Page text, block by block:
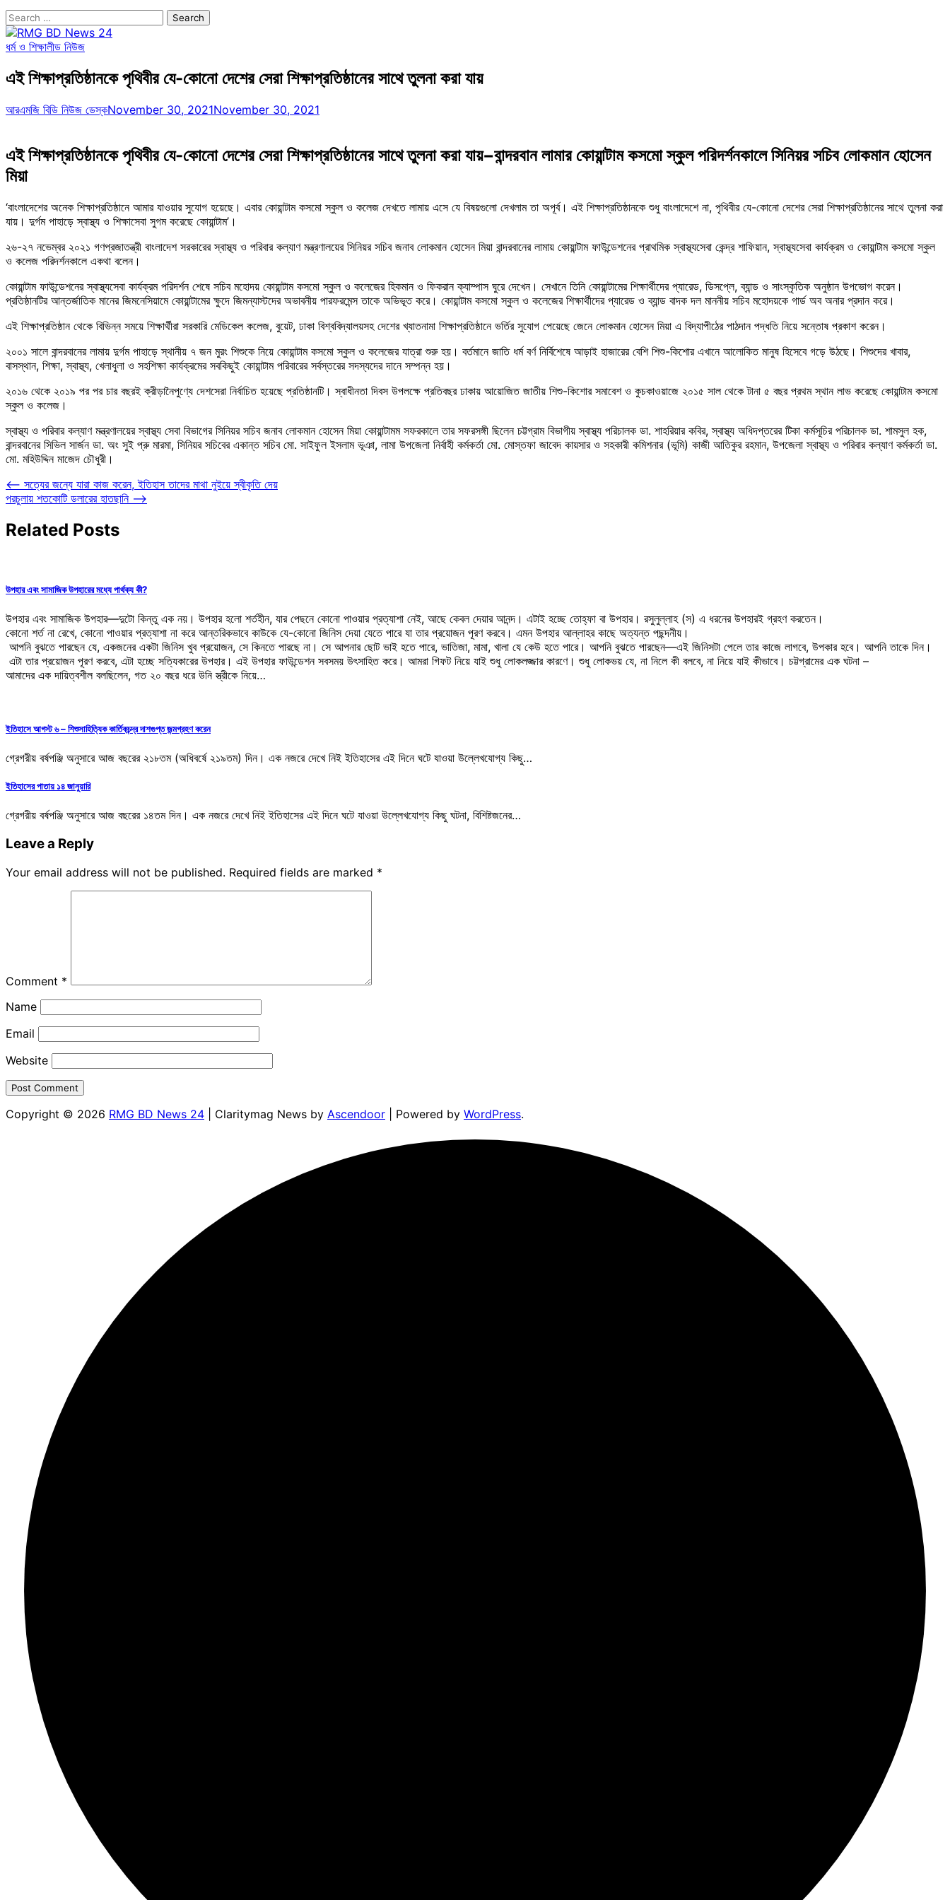
Search
for:
ধর্ম ও শিক্ষালীড নিউজ
এই শিক্ষাপ্রতিষ্ঠানকে পৃথিবীর যে-কোনো দেশের সেরা শিক্ষাপ্রতিষ্ঠানের সাথে তুলনা করা যায়
আরএমজি বিডি নিউজ ডেস্কNovember 30, 2021November 30, 2021
এই শিক্ষাপ্রতিষ্ঠানকে পৃথিবীর যে-কোনো দেশের সেরা শিক্ষাপ্রতিষ্ঠানের সাথে তুলনা করা যায়−বান্দরবান লামার কোয়ান্টাম কসমো স্কুল পরিদর্শনকালে সিনিয়র সচিব লোকমান হোসেন
মিয়া
‘বাংলাদেশের অনেক শিক্ষাপ্রতিষ্ঠানে আমার যাওয়ার সুযোগ হয়েছে। এবার কোয়ান্টাম কসমো স্কুল ও কলেজ দেখতে লামায় এসে যে বিষয়গুলো দেখলাম তা অপূর্ব। এই শিক্ষাপ্রতিষ্ঠানকে শুধু বাংলাদেশে না, পৃথিবীর যে-কোনো দেশের সেরা শিক্ষাপ্রতিষ্ঠানের সাথে তুলনা করা
যায়। দুর্গম পাহাড়ে স্বাস্থ্য ও শিক্ষাসেবা সুগম করেছে কোয়ান্টাম’।
২৬-২৭ নভেম্বর ২০২১ গণপ্রজাতন্ত্রী বাংলাদেশ সরকারের স্বাস্থ্য ও পরিবার কল্যাণ মন্ত্রণালয়ের সিনিয়র সচিব জনাব লোকমান হোসেন মিয়া বান্দরবানের লামায় কোয়ান্টাম ফাউন্ডেশনের প্রাথমিক স্বাস্থ্যসেবা কেন্দ্র শাফিয়ান, স্বাস্থ্যসেবা কার্যক্রম ও কোয়ান্টাম কসমো স্কুল
ও কলেজ পরিদর্শনকালে একথা বলেন।
কোয়ান্টাম ফাউন্ডেশনের স্বাস্থ্যসেবা কার্যক্রম পরিদর্শন শেষে সচিব মহোদয় কোয়ান্টাম কসমো স্কুল ও কলেজের হিকমান ও ফিকরান ক্যাম্পাস ঘুরে দেখেন। সেখানে তিনি কোয়ান্টামের শিক্ষার্থীদের প্যারেড, ডিসপ্লে, ব্যান্ড ও সাংস্কৃতিক অনুষ্ঠান উপভোগ করেন।
প্রতিষ্ঠানটির আন্তর্জাতিক মানের জিমনেসিয়ামে কোয়ান্টামের ক্ষুদে জিমন্যাস্টদের অভাবনীয় পারফরমেন্স তাকে অভিভূত করে। কোয়ান্টাম কসমো স্কুল ও কলেজের শিক্ষার্থীদের প্যারেড ও ব্যান্ড বাদক দল মাননীয় সচিব মহোদয়কে গার্ড অব অনার প্রদান করে।
এই শিক্ষাপ্রতিষ্ঠান থেকে বিভিন্ন সময়ে শিক্ষার্থীরা সরকারি মেডিকেল কলেজ, বুয়েট, ঢাকা বিশ্ববিদ্যালয়সহ দেশের খ্যাতনামা শিক্ষাপ্রতিষ্ঠানে ভর্তির সুযোগ পেয়েছে জেনে লোকমান হোসেন মিয়া এ বিদ্যাপীঠের পাঠদান পদ্ধতি নিয়ে সন্তোষ প্রকাশ করেন।
২০০১ সালে বান্দরবানের লামায় দুর্গম পাহাড়ে স্থানীয় ৭ জন মুরং শিশুকে নিয়ে কোয়ান্টাম কসমো স্কুল ও কলেজের যাত্রা শুরু হয়। বর্তমানে জাতি ধর্ম বর্ণ নির্বিশেষে আড়াই হাজারের বেশি শিশু-কিশোর এখানে আলোকিত মানুষ হিসেবে গড়ে উঠছে। শিশুদের খাবার,
বাসস্থান, শিক্ষা, স্বাস্থ্য, খেলাধুলা ও সহশিক্ষা কার্যক্রমের সবকিছুই কোয়ান্টাম পরিবারের সর্বস্তরের সদস্যদের দানে সম্পন্ন হয়।
২০১৬ থেকে ২০১৯ পর পর চার বছরই ক্রীড়ানৈপুণ্যে দেশসেরা নির্বাচিত হয়েছে প্রতিষ্ঠানটি। স্বাধীনতা দিবস উপলক্ষে প্রতিবছর ঢাকায় আয়োজিত জাতীয় শিশু-কিশোর সমাবেশ ও কুচকাওয়াজে ২০১৫ সাল থেকে টানা ৫ বছর প্রথম স্থান লাভ করেছে কোয়ান্টাম কসমো
স্কুল ও কলেজ।
স্বাস্থ্য ও পরিবার কল্যাণ মন্ত্রণালয়ের স্বাস্থ্য সেবা বিভাগের সিনিয়র সচিব জনাব লোকমান হোসেন মিয়া কোয়ান্টামম সফরকালে তার সফরসঙ্গী ছিলেন চট্টগ্রাম বিভাগীয় স্বাস্থ্য পরিচালক ডা. শাহরিয়ার কবির, স্বাস্থ্য অধিদপ্তরের টিকা কর্মসূচির পরিচালক ডা. শামসুল হক,
বান্দরবানের সিভিল সার্জন ডা. অং সুই প্রু মারমা, সিনিয়র সচিবের একান্ত সচিব মো. সাইফুল ইসলাম ভূঞা, লামা উপজেলা নির্বাহী কর্মকর্তা মো. মোস্তফা জাবেদ কায়সার ও সহকারী কমিশনার (ভূমি) কাজী আতিকুর রহমান, উপজেলা স্বাস্থ্য ও পরিবার কল্যাণ কর্মকর্তা ডা.
মো. মহিউদ্দিন মাজেদ চৌধুরী।
Post
navigation
⟵ সত্যের জন্যে যারা কাজ করেন, ইতিহাস তাদের মাথা নুইয়ে স্বীকৃতি দেয়
পরচুলায় শতকোটি ডলারের হাতছানি ⟶
Related Posts
উপহার এবং সামাজিক উপহারের মধ্যে পার্থক্য কী?
উপহার এবং সামাজিক উপহার—দুটো কিন্তু এক নয়। উপহার হলো শর্তহীন, যার পেছনে কোনো পাওয়ার প্রত্যাশা নেই, আছে কেবল দেয়ার আনন্দ। এটাই হচ্ছে তোহ্ফা বা উপহার। রসুলুল্লাহ (স) এ ধরনের উপহারই গ্রহণ করতেন।
কোনো শর্ত না রেখে, কোনো পাওয়ার প্রত্যাশা না করে আন্তরিকভাবে কাউকে যে-কোনো জিনিস দেয়া যেতে পারে যা তার প্রয়োজন পূরণ করবে। এমন উপহার আল্লাহর কাছে অত্যন্ত পছন্দনীয়।
আপনি বুঝতে পারছেন যে, একজনের একটা জিনিস খুব প্রয়োজন, সে কিনতে পারছে না। সে আপনার ছোট ভাই হতে পারে, ভাতিজা, মামা, খালা যে কেউ হতে পারে। আপনি বুঝতে পারছেন—এই জিনিসটা পেলে তার কাজে লাগবে, উপকার হবে। আপনি তাকে দিন।
এটা তার প্রয়োজন পূরণ করবে, এটা হচ্ছে সত্যিকারের উপহার। এই উপহার ফাউন্ডেশন সবসময় উৎসাহিত করে। আমরা গিফট নিয়ে যাই শুধু লোকলজ্জার কারণে। শুধু লোকভয় যে, না নিলে কী বলবে, না নিয়ে যাই কীভাবে। চট্টগ্রামের এক ঘটনা –
আমাদের এক দায়িত্বশীল বলছিলেন, গত ২০ বছর ধরে উনি স্ত্রীকে নিয়ে…
ইতিহাসে আগস্ট ৬ – শিশুসাহিত্যিক কার্তিকচন্দ্র দাশগুপ্ত জন্মগ্রহণ করেন
গ্রেগরীয় বর্ষপঞ্জি অনুসারে আজ বছরের ২১৮তম (অধিবর্ষে ২১৯তম) দিন। এক নজরে দেখে নিই ইতিহাসের এই দিনে ঘটে যাওয়া উল্লেখযোগ্য কিছু…
ইতিহাসের পাতায় ১৪ জানুয়ারি
গ্রেগরীয় বর্ষপঞ্জি অনুসারে আজ বছরের ১৪তম দিন। এক নজরে দেখে নিই ইতিহাসের এই দিনে ঘটে যাওয়া উল্লেখযোগ্য কিছু ঘটনা, বিশিষ্টজনের…
Leave a Reply
Your email address will not be published. Required fields are marked *
Comment *
Name
Email
Website
Copyright © 2026 RMG BD News 24 | Claritymag News by Ascendoor | Powered by WordPress.